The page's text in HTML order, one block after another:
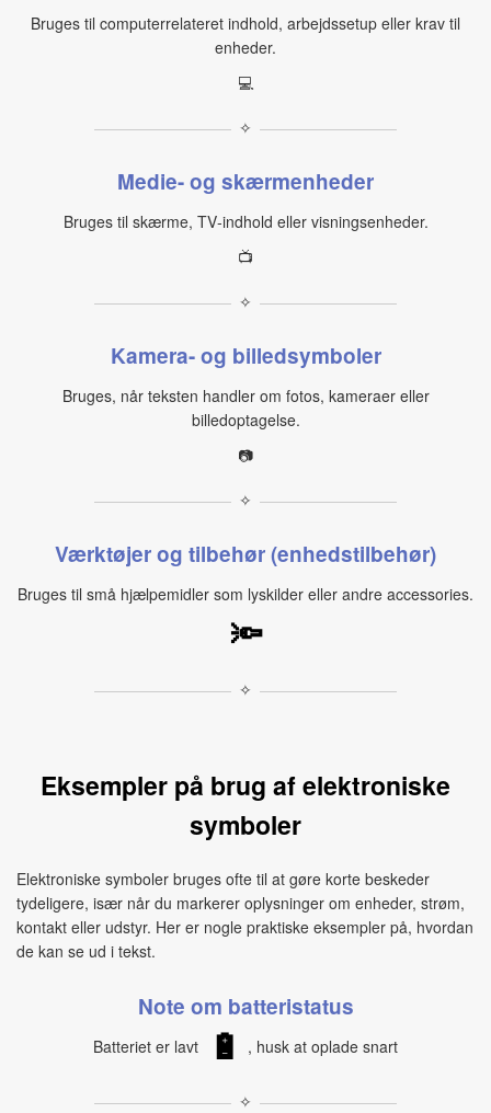
Bruges til computerrelateret indhold, arbejdssetup eller krav til
enheder.
💻
✧
Medie- og skærmenheder
Bruges til skærme, TV‑indhold eller visningsenheder.
📺
✧
Kamera- og billedsymboler
Bruges, når teksten handler om fotos, kameraer eller
billedoptagelse.
📷
✧
Værktøjer og tilbehør (enhedstilbehør)
Bruges til små hjælpemidler som lyskilder eller andre accessories.
🔦
✧
Eksempler på brug af elektroniske
symboler
Elektroniske symboler bruges ofte til at gøre korte beskeder
tydeligere, især når du markerer oplysninger om enheder, strøm,
kontakt eller udstyr. Her er nogle praktiske eksempler på, hvordan
de kan se ud i tekst.
Note om batteristatus
Batteriet er lavt 🔋 , husk at oplade snart
✧